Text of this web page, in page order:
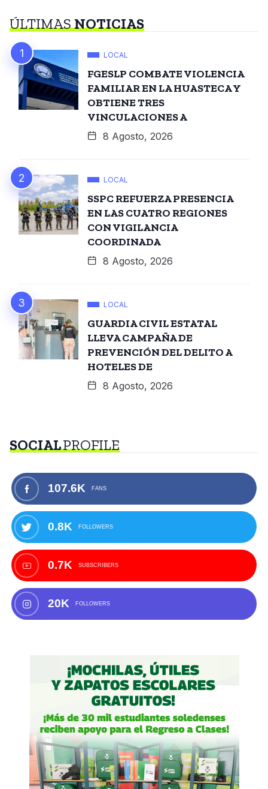
ÚLTIMASNOTICIAS
LOCAL
FGESLP COMBATE VIOLENCIA
FAMILIAR EN LA HUASTECA Y
OBTIENE TRES
VINCULACIONES A
8 Agosto, 2026
LOCAL
SSPC REFUERZA PRESENCIA
EN LAS CUATRO REGIONES
CON VIGILANCIA
COORDINADA
8 Agosto, 2026
LOCAL
GUARDIA CIVIL ESTATAL
LLEVA CAMPAÑA DE
PREVENCIÓN DEL DELITO A
HOTELES DE
8 Agosto, 2026
SOCIALPROFILE
107.6K FANS
0.8K FOLLOWERS
0.7K SUBSCRIBERS
20K FOLLOWERS